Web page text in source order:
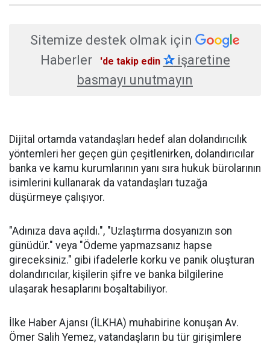
Sitemize destek olmak için
Haberler
'de takip edin ✰işaretine
basmayı unutmayın
Dijital ortamda vatandaşları hedef alan dolandırıcılık
yöntemleri her geçen gün çeşitlenirken, dolandırıcılar
banka ve kamu kurumlarının yanı sıra hukuk bürolarının
isimlerini kullanarak da vatandaşları tuzağa
düşürmeye çalışıyor.
"Adınıza dava açıldı.", "Uzlaştırma dosyanızın son
günüdür." veya "Ödeme yapmazsanız hapse
gireceksiniz." gibi ifadelerle korku ve panik oluşturan
dolandırıcılar, kişilerin şifre ve banka bilgilerine
ulaşarak hesaplarını boşaltabiliyor.
İlke Haber Ajansı (İLKHA) muhabirine konuşan Av.
Ömer Salih Yemez, vatandaşların bu tür girişimlere